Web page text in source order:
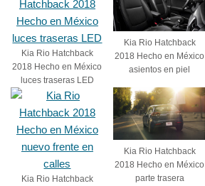
Kia Rio Hatchback
2018 Hecho en México
luces traseras LED
Kia Rio Hatchback
2018 Hecho en México
asientos en piel
Kia Rio Hatchback
Kia Rio Hatchback
2018 Hecho en México
parte trasera